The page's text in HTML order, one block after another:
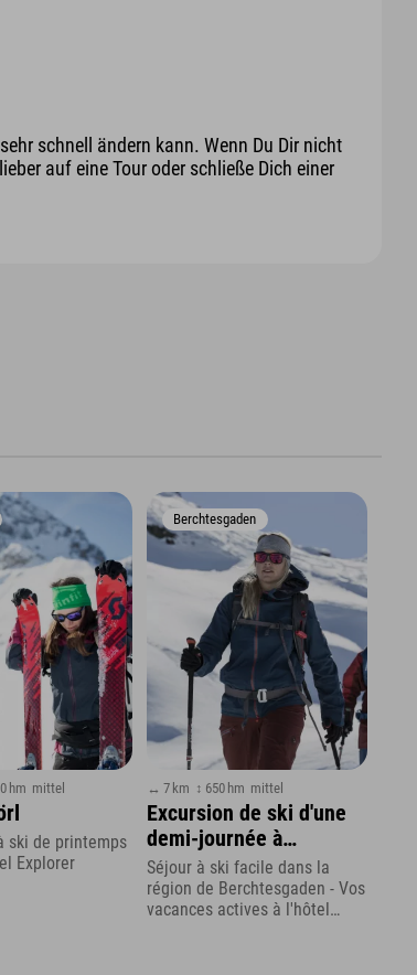
schnell ändern kann. Wenn Du Dir nicht
auf eine Tour oder schließe Dich einer
hm mittel
ski de printemps
Explorer
Berchtesgaden
↔ 7 km ↕ 650 hm mittel
Excursion de ski d'une
demi-journée à
Götschen
Séjour à ski facile dans la
région de Berchtesgaden - Vos
vacances actives à l'hôtel